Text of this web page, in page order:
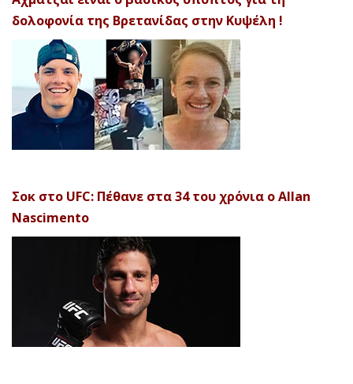
δολοφονία της Βρετανίδας στην Κυψέλη !
Σοκ στο UFC: Πέθανε στα 34 του χρόνια ο Allan
Nascimento